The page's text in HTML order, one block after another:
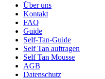
Über uns
Kontakt
FAQ
Guide
Self-Tan-Guide
Self Tan auftragen
Self Tan Mousse
AGB
Datenschutz